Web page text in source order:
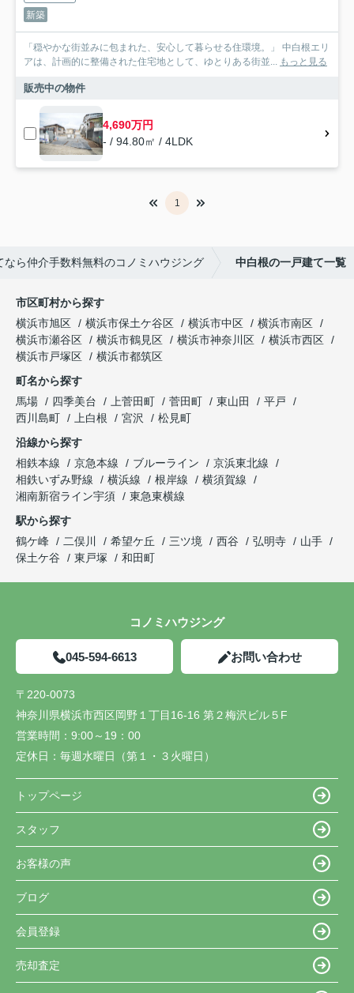
新築
「穏やかな街並みに包まれた、安心して暮らせる住環境。」 中白根エリ
アは、計画的に整備された住宅地として、ゆとりある街並... もっと見る
販売中の物件
4,690万円
- / 94.80㎡ / 4LDK
1
ら仲介手数料無料のコノミハウジング 中白根の一戸建て一覧
市区町村から探す
横浜市旭区
横浜市保土ケ谷区 横浜市中区
横浜市南区
横浜市瀬谷区
横浜市鶴見区 横浜市神奈川区
横浜市西区
横浜市戸塚区
横浜市都筑区
町名から探す
馬場
四季美台 上菅田町 菅田町 東山田
平戸
西川島町
上白根 宮沢
松見町
沿線から探す
相鉄本線
京急本線 ブルーライン
京浜東北線
相鉄いずみ野線
横浜線 根岸線
横須賀線
湘南新宿ライン宇須
東急東横線
駅から探す
鶴ケ峰
二俣川 希望ケ丘 三ツ境 西谷 弘明寺
山手
保土ケ谷
東戸塚 和田町
コノミハウジング
045-594-6613 お問い合わせ
〒220-0073
神奈川県横浜市西区岡野１丁目16-16 第２梅沢ビル５F
営業時間： 9:00～19：00
定休日： 毎週水曜日（第１・３火曜日）
トップページ
スタッフ
お客様の声
ブログ
会員登録
売却査定